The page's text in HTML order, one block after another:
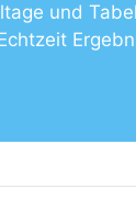
und